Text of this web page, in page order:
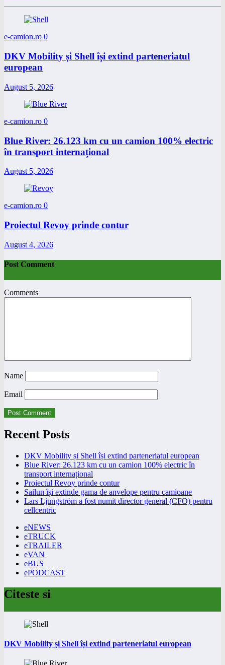
e-camion.ro 0
DKV Mobility și Shell își extind parteneriatul
european
August 5, 2026
e-camion.ro 0
Blue River: 26.123 km cu un camion 100% electric
în transport internațional
August 5, 2026
e-camion.ro 0
Proiectul Revoy prinde contur
August 4, 2026
Post Comment
Comments
Name
Email
Recent Posts
DKV Mobility și Shell își extind parteneriatul european
Blue River: 26.123 km cu un camion 100% electric în
transport internațional
Proiectul Revoy prinde contur
Sailun își extinde gama de anvelope pentru camioane
Lars Ljungström a fost numit director general (CFO) pentru
cellcentric
eNEWS
eTRUCK
eTRAILER
eVAN
eBUS
ePODCAST
Citeste si
DKV Mobility și Shell își extind parteneriatul european